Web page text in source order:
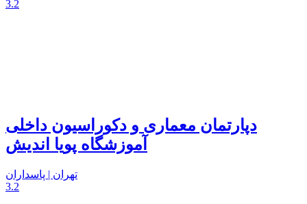
3.2
دپارتمان معماری و دکوراسیون داخلی
آموزشگاه پویا اندیش
تهران | پاسداران
3.2